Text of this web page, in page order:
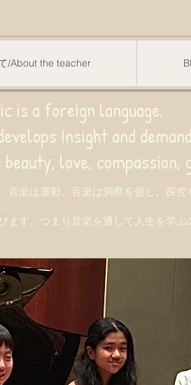
/About the teacher
is a foreign language.
Insight and
compassion,
楽は運動、音楽は洞察を促し、探究
す。つまり音楽を通して人生を学ぶ